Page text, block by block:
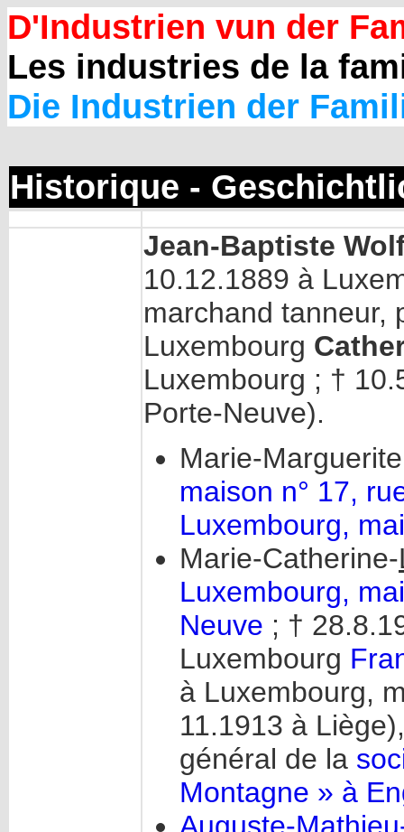
D'Industrien vun der
Les industries de la
Die Industrien der
Historique -
Jean-Baptiste
10.12.1889 à
marchand tanneur,
Luxembourg
Luxembourg ; †
Porte-Neuve).
Marie-
maison n° 17,
Luxembourg,
Marie-Catherine-
Luxembourg,
Neuve ; †
Luxembourg
à Luxembourg,
11.1913 à
général de la
Montagne » à